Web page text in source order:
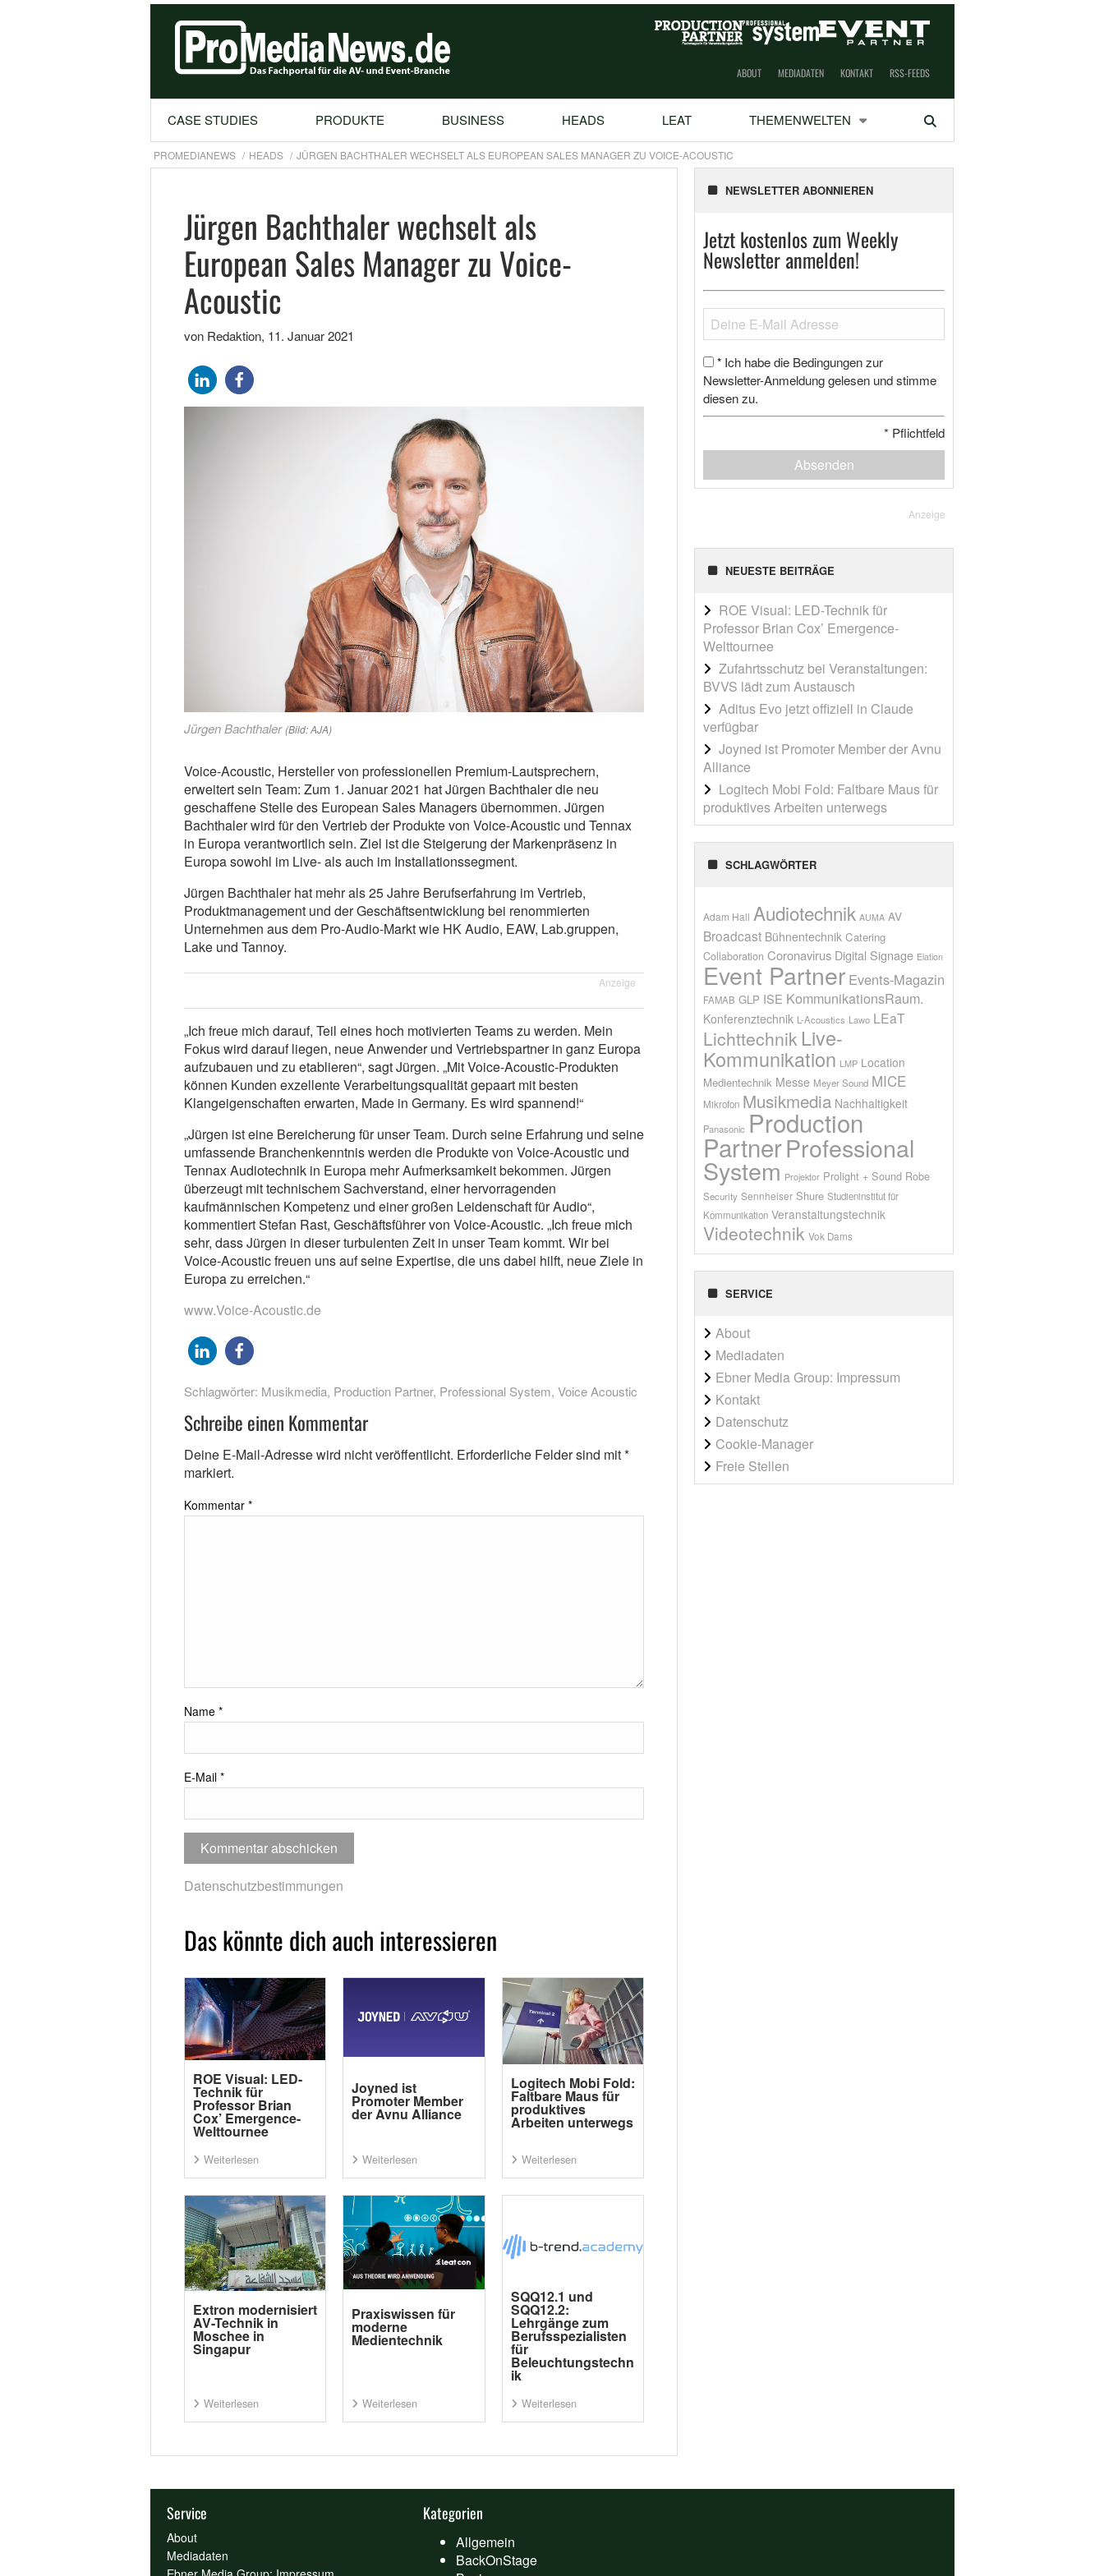
ABOUT MEDIADATEN KONTAKT RSS-FEEDS
CASE STUDIES PRODUKTE BUSINESS HEADS LEAT THEMENWELTEN Suchen
PROMEDIANEWS HEADS JÜRGEN BACHTHALER WECHSELT ALS EUROPEAN SALES MANAGER ZU VOICE-ACOUSTIC
Jürgen Bachthaler wechselt als
European Sales Manager zu Voice-
Acoustic
von Redaktion, 11. Januar 2021
Jürgen Bachthaler (Bild: AJA)
Voice-Acoustic, Hersteller von professionellen Premium-Lautsprechern,
erweitert sein Team: Zum 1. Januar 2021 hat Jürgen Bachthaler die neu
geschaffene Stelle des European Sales Managers übernommen. Jürgen
Bachthaler wird für den Vertrieb der Produkte von Voice-Acoustic und Tennax
in Europa verantwortlich sein. Ziel ist die Steigerung der Markenpräsenz in
Europa sowohl im Live- als auch im Installationssegment.
Jürgen Bachthaler hat mehr als 25 Jahre Berufserfahrung im Vertrieb,
Produktmanagement und der Geschäftsentwicklung bei renommierten
Unternehmen aus dem Pro-Audio-Markt wie HK Audio, EAW, Lab.gruppen,
Lake und Tannoy.
Anzeige
„Ich freue mich darauf, Teil eines hoch motivierten Teams zu werden. Mein
Fokus wird darauf liegen, neue Anwender und Vertriebspartner in ganz Europa
aufzubauen und zu etablieren“, sagt Jürgen. „Mit Voice-Acoustic-Produkten
können Kunden exzellente Verarbeitungsqualität gepaart mit besten
Klangeigenschaften erwarten, Made in Germany. Es wird spannend!“
„Jürgen ist eine Bereicherung für unser Team. Durch seine Erfahrung und seine
umfassende Branchenkenntnis werden die Produkte von Voice-Acoustic und
Tennax Audiotechnik in Europa mehr Aufmerksamkeit bekommen. Jürgen
überzeugt mit technischem Sachverstand, einer hervorragenden
kaufmännischen Kompetenz und einer großen Leidenschaft für Audio“,
kommentiert Stefan Rast, Geschäftsführer von Voice-Acoustic. „Ich freue mich
sehr, dass Jürgen in dieser turbulenten Zeit in unser Team kommt. Wir bei
Voice-Acoustic freuen uns auf seine Expertise, die uns dabei hilft, neue Ziele in
Europa zu erreichen.“
www.Voice-Acoustic.de
Schlagwörter: Musikmedia, Production Partner, Professional System, Voice Acoustic
Schreibe einen Kommentar
Deine E-Mail-Adresse wird nicht veröffentlicht. Erforderliche Felder sind mit*
markiert.
Kommentar *
Name *
E-Mail *
Datenschutzbestimmungen
Das könnte dich auch interessieren
ROE Visual: LED-
Technik für
Professor Brian
Cox’ Emergence-
Welttournee
Weiterlesen
Joyned ist
Promoter Member
der Avnu Alliance
Weiterlesen
Logitech Mobi Fold:
Faltbare Maus für
produktives
Arbeiten unterwegs
Weiterlesen
Extron modernisiert
AV-Technik in
Moschee in
Singapur
Weiterlesen
Praxiswissen für
moderne
Medientechnik
Weiterlesen
SQQ12.1 und
SQQ12.2:
Lehrgänge zum
Berufsspezialisten
für
Beleuchtungstechn
ik
Weiterlesen
NEWSLETTER ABONNIEREN
Jetzt kostenlos zum Weekly
Newsletter anmelden!
* Ich habe die Bedingungen zur
Newsletter-Anmeldung gelesen und stimme
diesen zu.
* Pflichtfeld
Absenden
Anzeige
NEUESTE BEITRÄGE
ROE Visual: LED-Technik für
Professor Brian Cox’ Emergence-
Welttournee
Zufahrtsschutz bei Veranstaltungen:
BVVS lädt zum Austausch
Aditus Evo jetzt offiziell in Claude
verfügbar
Joyned ist Promoter Member der Avnu
Alliance
Logitech Mobi Fold: Faltbare Maus für
produktives Arbeiten unterwegs
SCHLAGWÖRTER
Adam Hall Audiotechnik AUMA AV
Broadcast Bühnentechnik Catering
Collaboration Coronavirus Digital Signage Elation
Event Partner Events-Magazin
FAMAB GLP ISE KommunikationsRaum.
Konferenztechnik L-Acoustics Lawo LEaT
Lichttechnik Live-
Kommunikation LMP Location
Medientechnik Messe Meyer Sound MICE
Mikrofon Musikmedia Nachhaltigkeit
Panasonic Production
PartnerProfessional
System Projektor Prolight + Sound Robe
Security Sennheiser Shure Studieninstitut für
Kommunikation Veranstaltungstechnik
Videotechnik Vok Dams
SERVICE
About
Mediadaten
Ebner Media Group: Impressum
Kontakt
Datenschutz
Cookie-Manager
Freie Stellen
Service
About
Mediadaten
Kategorien
Allgemein
BackOnStage